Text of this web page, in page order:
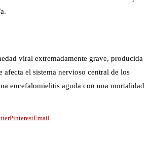
viral extremadamente grave, producida
afecta el sistema nervioso central de los
encefalomielitis aguda con una mortalidad
PinterestEmail